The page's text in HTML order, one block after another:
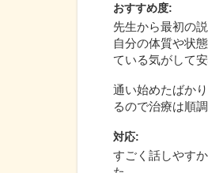
おすすめ度:
先生から最初の
自分の体質や状
ている気がして安
通い始めたばか
るので治療は順
対応:
すごく話しやす